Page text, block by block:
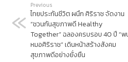
Previous
ไทยประกันชีวิต ผนึก ศิริราช จัดงาน
“ชวนกันสุขภาพดี Healthy
Together” ฉลองครบรอบ 40 ปี “พ
หมอศิริราช” เดินหน้าสร้างสังคม
สุขภาพดีอย่างยั่งยืน